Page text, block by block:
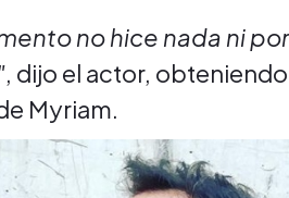
no hice nada ni
, dijo el actor,
Myriam.